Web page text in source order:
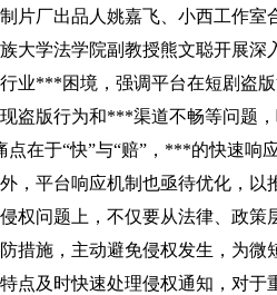
片厂出品人姚嘉飞、小西工作
大学法学院副教授熊文聪开展
业***困境，强调平台在短剧盗
盗版行为和***渠道不畅等问题
在于“快”与“赔”，***的快速响
，平台响应机制也亟待优化，
权问题上，不仅要从法律、政
措施，主动避免侵权发生，为
点及时快速处理侵权通知，对